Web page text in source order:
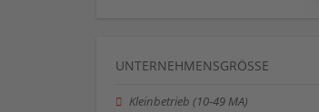
UNTERNEHMENSGRÖSSE
Kleinbetrieb (10-49 MA)